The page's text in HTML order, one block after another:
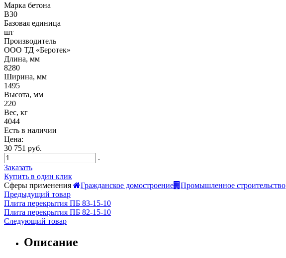
Марка бетона
B30
Базовая единица
шт
Производитель
ООО ТД «Беротек»
Длина, мм
8280
Ширина, мм
1495
Высота, мм
220
Вес, кг
4044
Есть в наличии
Цена:
30 751 руб.
.
Заказать
Купить в один клик
Сферы применения
Гражданское домостроение
Промышленное строительство
Предыдущий товар
Плита перекрытия ПБ 83-15-10
Плита перекрытия ПБ 82-15-10
Следующий товар
Описание